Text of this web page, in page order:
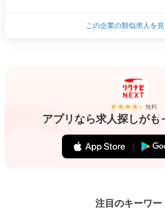
この企業の類似求人を
無料
アプリなら求人探しがも
注目のキーワー